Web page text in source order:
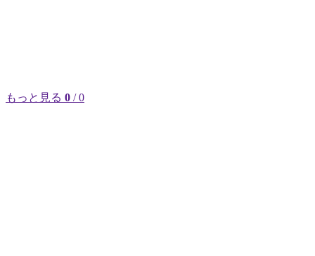
もっと見る 0 / 0